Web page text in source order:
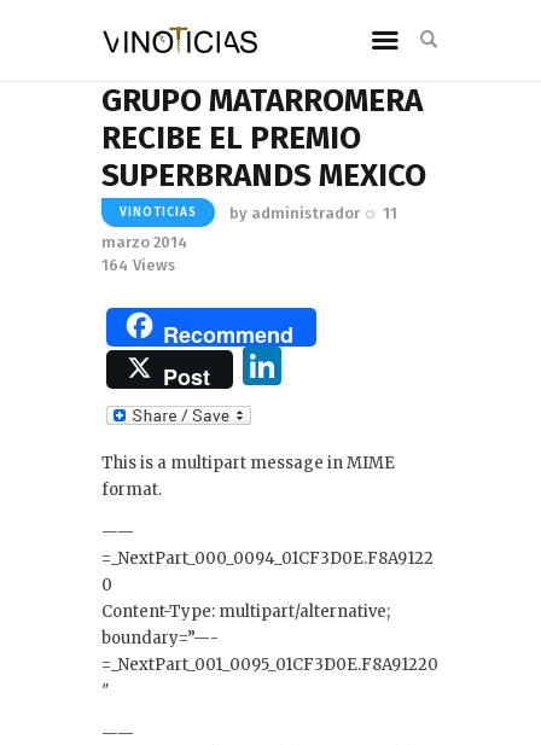
GRUPO MATARROMERA
RECIBE EL PREMIO
SUPERBRANDS MEXICO
VINOTICIAS by administrador
11
marzo 2014
164 Views
Recommend
Post
e
n
This is a multipart message in MIME
format.
——
=_NextPart_000_0094_01CF3D0E.F8A9122
0
Content-Type: multipart/alternative;
boundary=”—-
=_NextPart_001_0095_01CF3D0E.F8A91220
″
——